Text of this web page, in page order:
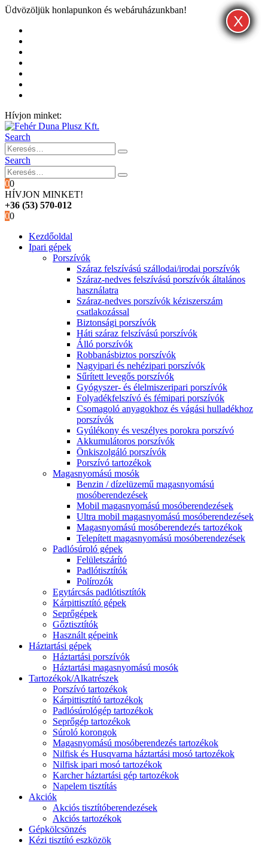
Üdvözöljük honlapunkon és webáruházunkban!
Hívjon minket:
Search
Search
00
HÍVJON MINKET!
+36 (53) 570-012
00
Kezdőoldal
Ipari gépek
Porszívók
Száraz felszívású szállodai/irodai porszívók
Száraz-nedves felszívású porszívók általános
használatra
Száraz-nedves porszívók kéziszerszám
csatlakozással
Biztonsági porszívók
Háti száraz felszívású porszívók
Álló porszívók
Robbanásbiztos porszívók
Nagyipari és nehézipari porszívók
Sűrített levegős porszívók
Gyógyszer- és élelmiszeripari porszívók
Folyadékfelszívó és fémipari porszívók
Csomagoló anyagokhoz és vágási hulladékhoz
porszívók
Gyúlékony és veszélyes porokra porszívó
Akkumulátoros porszívók
Önkiszolgáló porszívók
Porszívó tartozékok
Magasnyomású mosók
Benzin / dízelüzemű magasnyomású
mosóberendezések
Mobil magasnyomású mosóberendezések
Ultra mobil magasnyomású mosóberendezések
Magasnyomású mosóberendezés tartozékok
Telepített magasnyomású mosóberendezések
Padlósúroló gépek
Felületszárító
Padlótisztítók
Polírozók
Egytárcsás padlótisztítók
Kárpittisztító gépek
Seprőgépek
Gőztisztítók
Használt gépeink
Háztartási gépek
Háztartási porszívók
Háztartási magasnyomású mosók
Tartozékok/Alkatrészek
Porszívó tartozékok
Kárpittisztító tartozékok
Padlósúrológép tartozékok
Seprőgép tartozékok
Súroló korongok
Magasnyomású mosóberendezés tartozékok
Nilfisk és Husqvarna háztartási mosó tartozékok
Nilfisk ipari mosó tartozékok
Karcher háztartási gép tartozékok
Napelem tisztítás
Akciók
Akciós tisztítóberendezések
Akciós tartozékok
Gépkölcsönzés
Kézi tisztító eszközök
X
X
X